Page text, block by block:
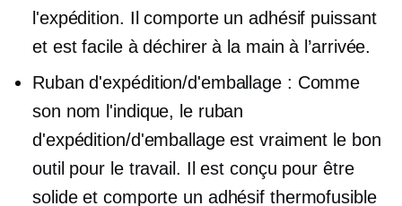
l'expédition. Il comporte un adhésif puissant
et est facile à déchirer à la main à l’arrivée.
Ruban d'expédition/d'emballage : Comme
son nom l'indique, le ruban
d'expédition/d'emballage est vraiment le bon
outil pour le travail. Il est conçu pour être
solide et comporte un adhésif thermofusible